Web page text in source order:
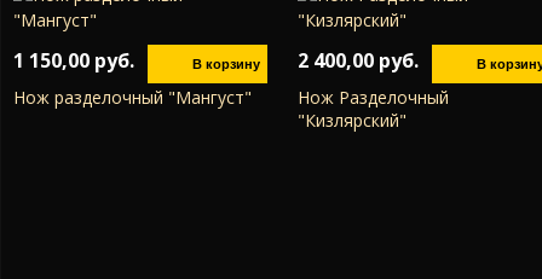
1 150,00 руб.
Нож разделочный "Мангуст"
2 400,00 руб.
Нож Разделочный
"Кизлярский"